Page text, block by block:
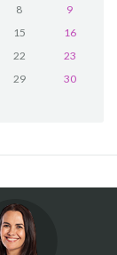
8
9
15
16
22
23
29
30